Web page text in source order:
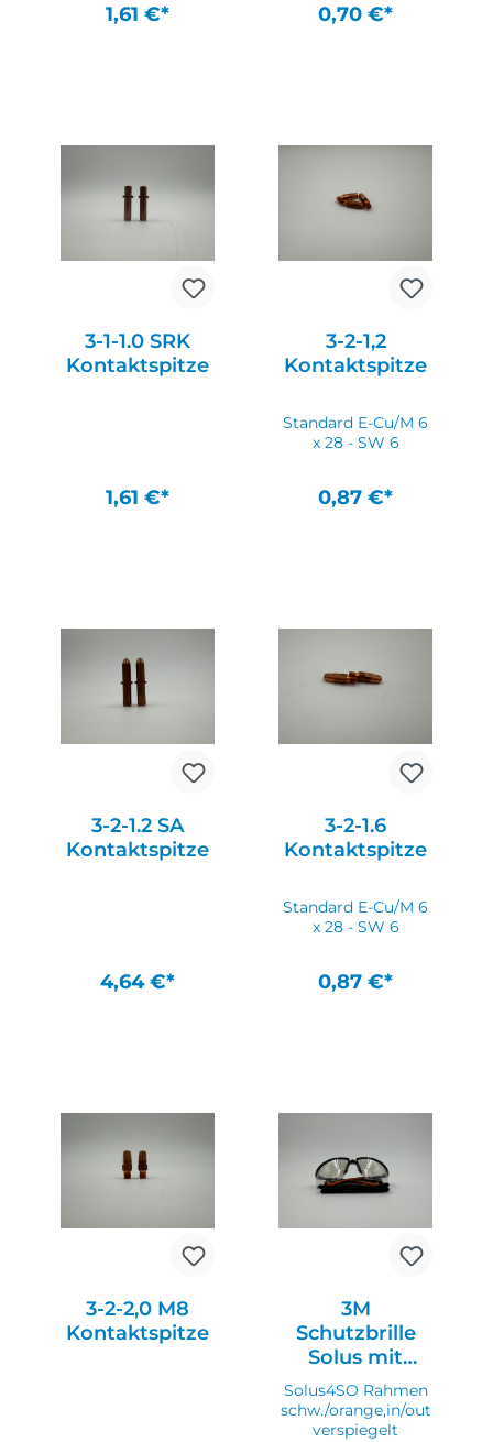
1,61 €* 0,70 €*
3-1-1.0 SRK
Kontaktspitze
1,61 €*
3-2-1,2
Kontaktspitze
Standard E-Cu/M 6
x 28 - SW 6
0,87 €*
3-2-1.2 SA
Kontaktspitze
4,64 €*
3-2-1.6
Kontaktspitze
Standard E-Cu/M 6
x 28 - SW 6
0,87 €*
3-2-2,0 M8
Kontaktspitze
3M
Schutzbrille
Solus mit
Mikrofaserbeu
tel
Solus4SO Rahmen
schw./orange,in/out
verspiegelt